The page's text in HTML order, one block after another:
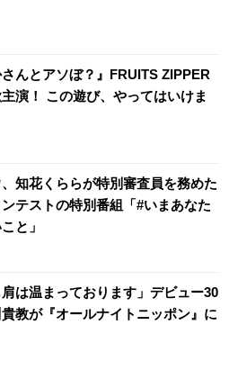
さんとアソぼ？』FRUITS ZIPPER
演！ この遊び、やってはいけま
知花くららが特別審査員を務めた
テストの特別番組「#いまあなた
と」
肩は温まっております」デビュー30
教が『オールナイトニッポン』に